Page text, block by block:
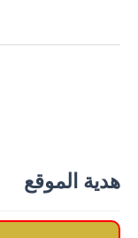
هدية الموقع